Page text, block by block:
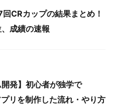
回CRカップの結果まとめ！
成績の速報
開発】初心者が独学で
リを制作した流れ・やり方